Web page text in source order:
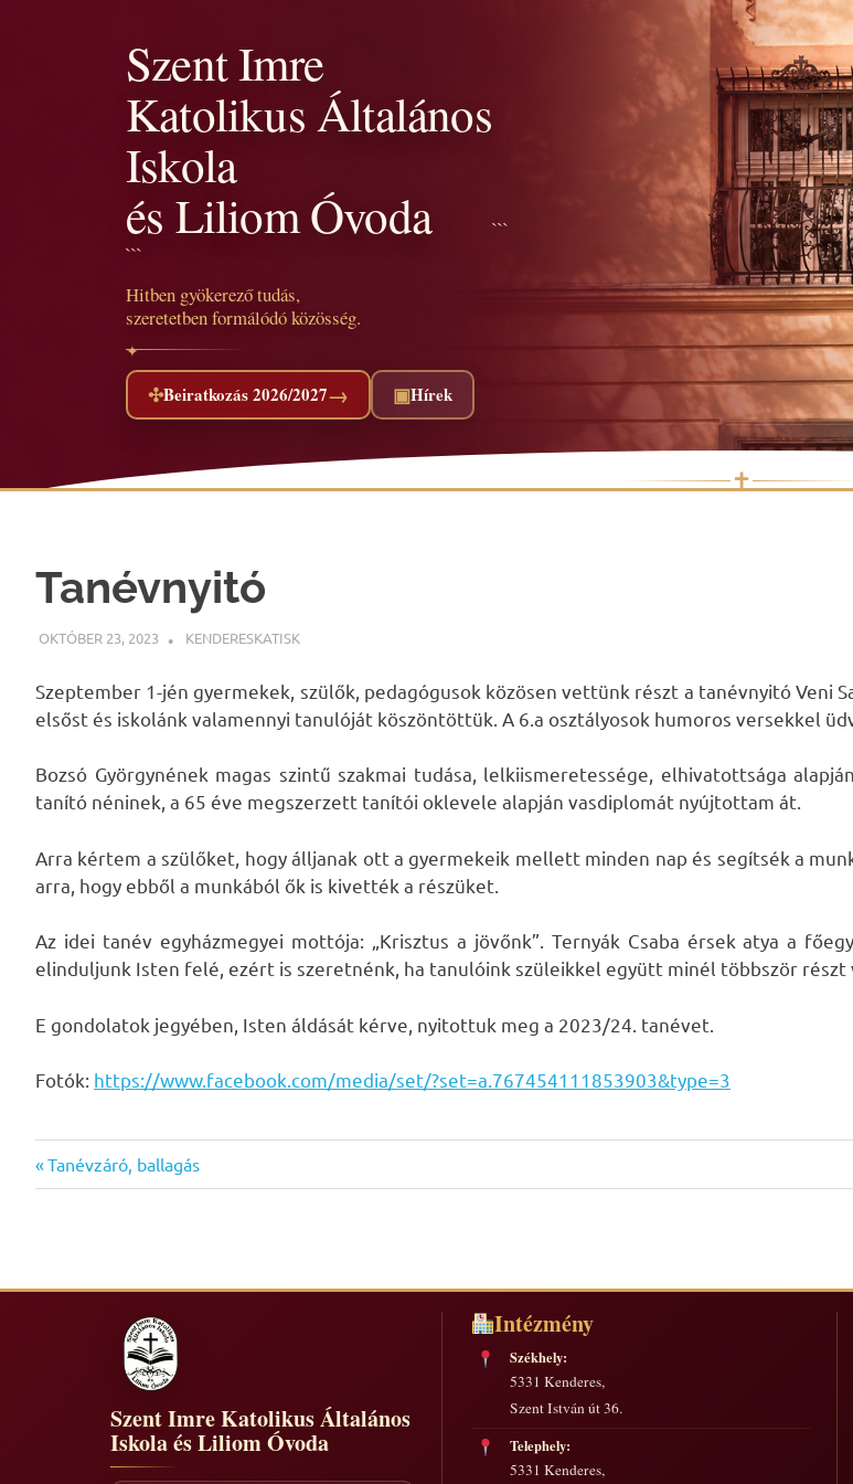
Szent Imre
Katolikus Általános
Iskola
és Liliom Óvoda
```
Hitben gyökerező tudás,
szeretetben formálódó közösség.
✣Beiratkozás 2026/2027→ ▣Hírek
```
✝
Tanévnyitó
OKTÓBER 23, 2023 KENDERESKATISKUNCATEGORIZED
Szeptember 1-jén gyermekek, szülők, pedagógusok közösen vettünk részt a tanévnyitó Veni
elsőst és iskolánk valamennyi tanulóját köszöntöttük. A 6.a osztályosok humoros versekkel
Bozsó Györgynének magas szintű szakmai tudása, lelkiismeretessége, elhivatottsága
tanító néninek, a 65 éve megszerzett tanítói oklevele alapján vasdiplomát nyújtottam át.
Arra kértem a szülőket, hogy álljanak ott a gyermekeik mellett minden nap és segítsék a
arra, hogy ebből a munkából ők is kivették a részüket.
Az idei tanév egyházmegyei mottója: „Krisztus a jövőnk”. Ternyák Csaba érsek atya a
elinduljunk Isten felé, ezért is szeretnénk, ha tanulóink szüleikkel együtt minél többször részt
E gondolatok jegyében, Isten áldását kérve, nyitottuk meg a 2023/24. tanévet.
Fotók: https://www.facebook.com/media/set/?set=a.767454111853903&type=3
Bejegyzés
Previous
Post:
Tanévzáró, ballagás
Szent Imre Katolikus Általános
Iskola és Liliom Óvoda
Intézmény
Székhely:
5331 Kenderes,
Szent István út 36.
Telephely:
5331 Kenderes,